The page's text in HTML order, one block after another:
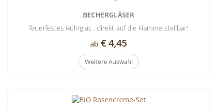
BECHERGLÄSER
feuerfestes Rührglas ; direkt auf die Flamme stellbar!
ab € 4,45
Weitere Auswahl